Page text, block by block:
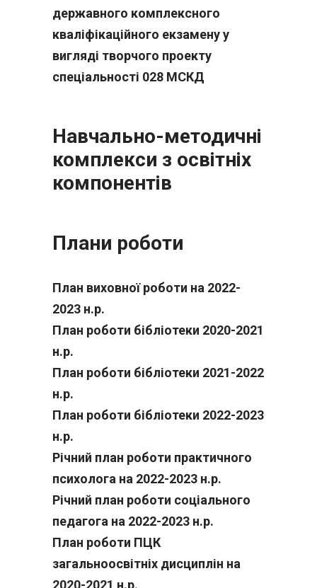
державного комплексного
кваліфікаційного екзамену у
вигляді творчого проекту
спеціальності 028 МСКД
Навчально-методичні
комплекси з освітніх
компонентів
Плани роботи
План виховної роботи на 2022-
2023 н.р.
План роботи бібліотеки 2020-2021
н.р.
План роботи бібліотеки 2021-2022
н.р.
План роботи бібліотеки 2022-2023
н.р.
Річний план роботи практичного
психолога на 2022-2023 н.р.
Річний план роботи соціального
педагога на 2022-2023 н.р.
План роботи ПЦК
загальноосвітніх дисциплін на
2020-2021 н.р.